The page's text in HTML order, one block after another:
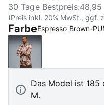
30 Tage Bestpreis:48,95
(Preis inkl. 20% MwSt., ggf.
FarbeEspresso Brown-
Espresso Brown-
Das Model ist
M.